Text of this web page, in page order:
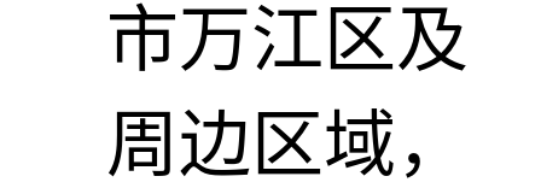
市万江区及
周边区域，